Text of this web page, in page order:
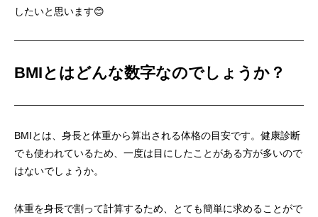
したいと思います😊
BMIとはどんな数字なのでしょうか？
BMIとは、身長と体重から算出される体格の目安です。健康診断
でも使われているため、一度は目にしたことがある方が多いので
はないでしょうか。
体重を身長で割って計算するため、とても簡単に求めることがで